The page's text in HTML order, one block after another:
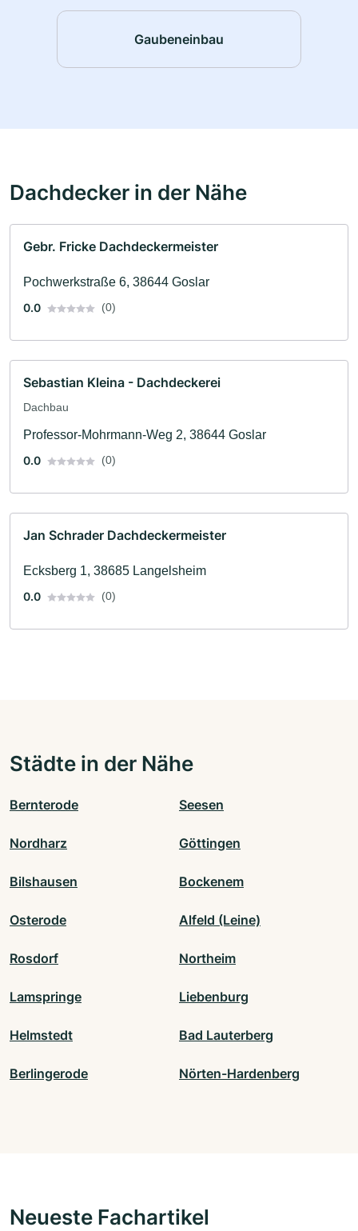
Gaubeneinbau
Dachdecker in der Nähe
Gebr. Fricke Dachdeckermeister
Pochwerkstraße 6, 38644 Goslar
0.0
(0)
Sebastian Kleina - Dachdeckerei
Dachbau
Professor-Mohrmann-Weg 2, 38644 Goslar
0.0
(0)
Jan Schrader Dachdeckermeister
Ecksberg 1, 38685 Langelsheim
0.0
(0)
Städte in der Nähe
Bernterode Seesen
Nordharz Göttingen
Bilshausen Bockenem
Osterode Alfeld (Leine)
Rosdorf Northeim
Lamspringe Liebenburg
Helmstedt Bad Lauterberg
Berlingerode Nörten-Hardenberg
Neueste Fachartikel